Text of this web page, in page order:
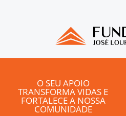
O SEU APOIO
TRANSFORMA VIDAS E
FORTALECE A NOSSA
COMUNIDADE